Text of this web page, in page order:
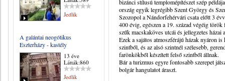
Jedlik
A galántai neogótikus
Eszterházy - kastély
13 éve
Látták:860
Jedlik
bizánci stílusú templomépítészet szép
ország egyik legrégibb Szent György és
Szozopol a Nándorfehérvári csata előtt 3
400 évig, egészen a 19. század végéig
szűk macskaköves utcái és jellegzetes
Ezek a sajátos atmoszférájú házak nyáron
szintből, és az alsó szintnél szélesebb,
farönkökből készített felső szintből állnak.
Bár a turizmus egyre fontosabb szerepet
bolgár hangulatot áraszt.